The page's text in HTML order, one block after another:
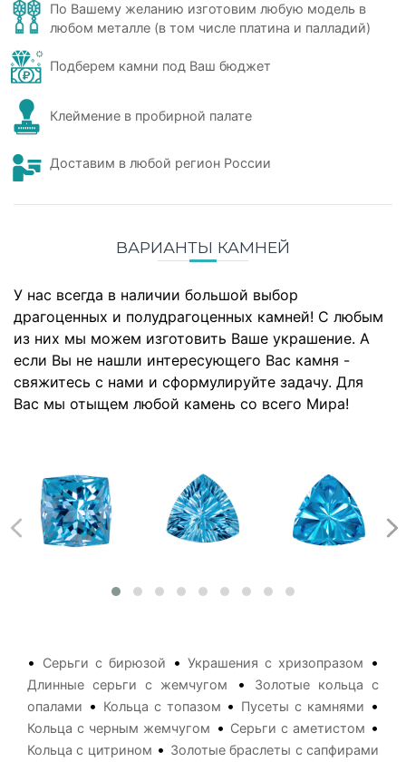
По Вашему желанию изготовим любую модель в
любом металле (в том числе платина и палладий)
Подберем камни под Ваш бюджет
Клеймение в пробирной палате
Доставим в любой регион России
ВАРИАНТЫ КАМНЕЙ
У нас всегда в наличии большой выбор
драгоценных и полудрагоценных камней! С любым
из них мы можем изготовить Ваше украшение. А
если Вы не нашли интересующего Вас камня -
свяжитесь с нами и сформулируйте задачу. Для
Вас мы отыщем любой камень со всего Мира!
• Серьги с бирюзой •Украшения с хризопразом •
Длинные серьги с жемчугом •
Золотые кольца с
опалами • Кольца с топазом • Пусеты с камнями •
Кольца с черным жемчугом • Серьги с аметистом •
Кольца с цитрином • Золотые браслеты с сапфирами